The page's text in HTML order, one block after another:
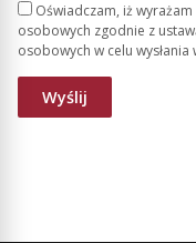
Oświadczam, iż
osobowych zgodnie z
osobowych w celu